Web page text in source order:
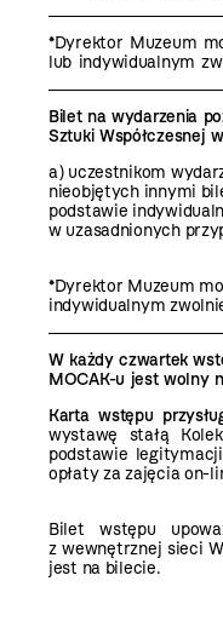
*Dyrektor Muzeum
lub indywidualnym
Bilet na wydarzenia
Sztuki Współczesnej
a) uczestnikom
nieobjętych innymi
podstawie
w uzasadnionych
*Dyrektor Muzeum
indywidualnym
W każdy czwartek
MOCAK-u jest wolny
Karta wstępu
wystawę stałą
podstawie
opłaty za zajęcia on-
Bilet wstępu
z wewnętrznej sieci
jest na bilecie.